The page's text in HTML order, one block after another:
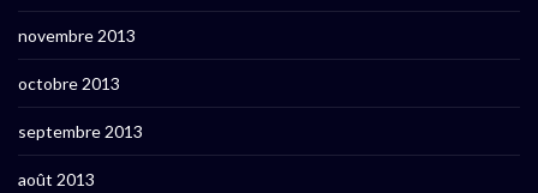
novembre 2013
octobre 2013
septembre 2013
août 2013